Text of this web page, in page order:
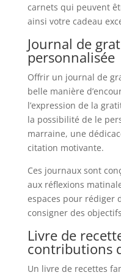
carnets qui peuvent
ainsi votre cadeau
Journal de
personnalisée
Offrir un journal de
belle manière
l’expression de la
la possibilité de le
marraine, une
citation motivante.
Ces journaux sont
aux réflexions
espaces pour rédiger
consigner des
Livre de
contributions
Un livre de recettes